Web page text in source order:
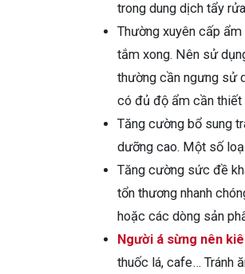
trong dung dịch tẩy
Thường xuyên cấp
tắm xong. Nên sử
thường cần ngưng sử
có đủ độ ẩm cần thiết
Tăng cường bổ sung
dưỡng cao. Một số
Tăng cường sức đề
tổn thương nhanh
hoặc các dòng sản
Người á sừng nên
thuốc lá, cafe… Tránh